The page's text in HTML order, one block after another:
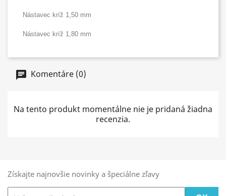
Nástavec kríž 1,50 mm
Nástavec kríž 1,80 mm
Komentáre (0)
Na tento produkt momentálne nie je pridaná žiadna
recenzia.
Získajte najnovšie novinky a špeciálne zľavy